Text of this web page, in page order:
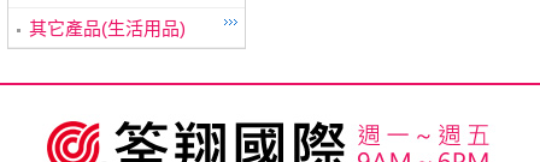
其它產品(生活用品)